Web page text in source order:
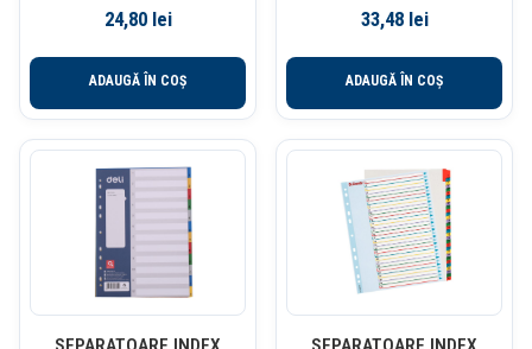
24,80 lei
ADAUGĂ ÎN COȘ
ESSELTE
33,48 lei
ADAUGĂ ÎN COȘ